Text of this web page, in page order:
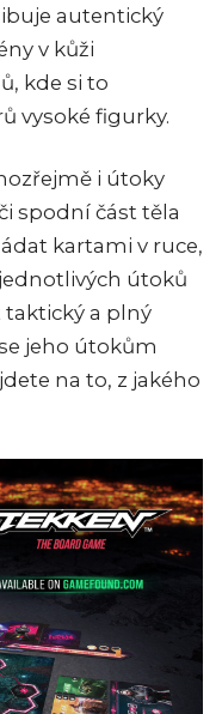
autentický
v kůži
kde si to
vysoké figurky.
i útoky
spodní část těla
kartami v ruce,
útoků
a plný
jeho útokům
na to, z jakého